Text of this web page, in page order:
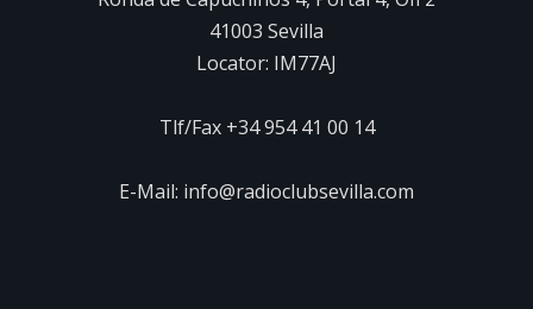
41003 Sevilla
Locator: IM77AJ
Tlf/Fax +34 954 41 00 14
E-Mail: info@radioclubsevilla.com